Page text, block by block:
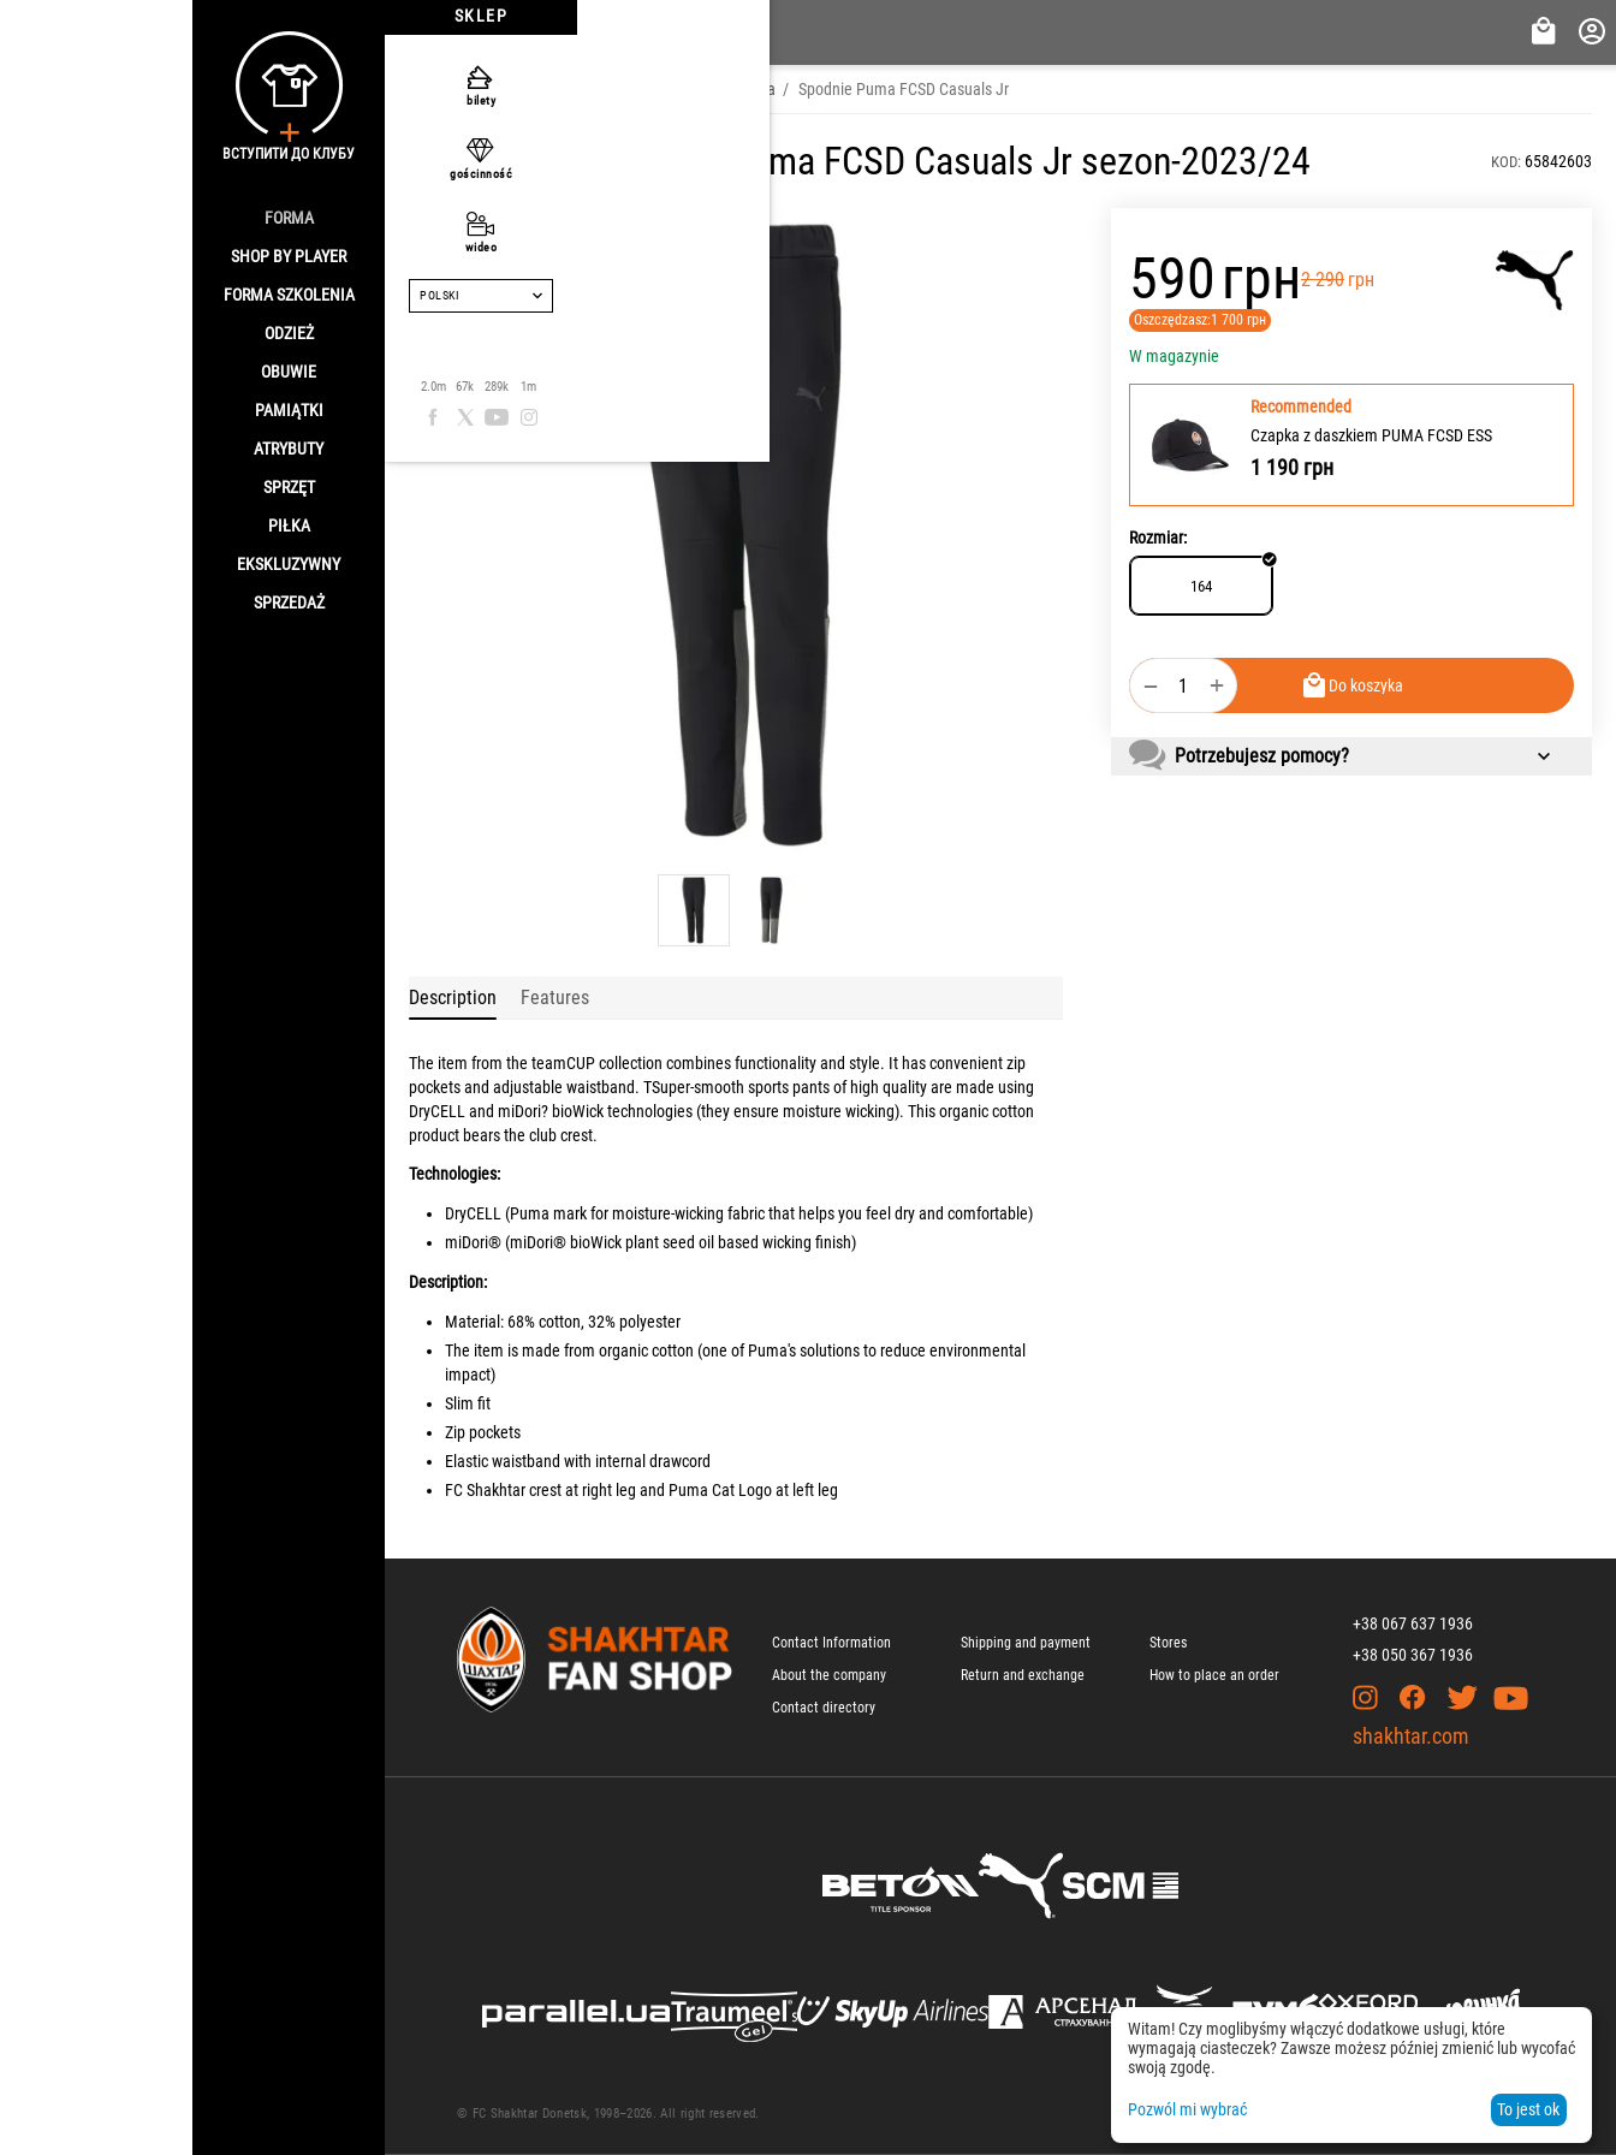
SKLEP
FORMA
SHOP BY PLAYER
FORMA SZKOLENIA
ODZIEŻ
OBUWIE
PAMIĄTKI
ATRYBUTY
SPRZĘT
PIŁKA
EKSKLUZYWNY
SPRZEDAŻ
bilety
gościnność
wideo
POLSKI
2.0m 67k 289k 1m
ВСТУПИТИ ДО КЛУБУ
Strona główna Odzież dziecięca / Spodnie Puma FCSD Casuals Jr
Spodnie FC Shakhtar Puma FCSD Casuals Jr sezon-2023/24 KOD: 65842603
Sale -74%
‍590‍грн‍2 290‍ грн
Oszczędzasz:1 700 грн
W magazynie
Recommended
Czapka z daszkiem PUMA FCSD ESS
1 190 грн
Rozmiar:
164
+
− Do koszyka
Potrzebujesz pomocy?
Description Features
The item from the teamCUP collection combines functionality and style. It has convenient zip
pockets and adjustable waistband. TSuper-smooth sports pants of high quality are made using
DryCELL and miDori? bioWick technologies (they ensure moisture wicking). This organic cotton
product bears the club crest.
Technologies:
DryCELL (Puma mark for moisture-wicking fabric that helps you feel dry and comfortable)
miDori® (miDori® bioWick plant seed oil based wicking finish)
Description:
Material: 68% cotton, 32% polyester
The item is made from organic cotton (one of Puma's solutions to reduce environmental
impact)
Slim fit
Zip pockets
Elastic waistband with internal drawcord
FC Shakhtar crest at right leg and Puma Cat Logo at left leg
Contact Information
About the company
Contact directory
Shipping and payment
Return and exchange
Stores
How to place an order
+38 067 637 1936
+38 050 367 1936
shakhtar.com
© FC Shakhtar Donetsk, 1998–2026. All right reserved. Terms of Use Working at the club
Witam! Czy moglibyśmy włączyć dodatkowe usługi, które
wymagają ciasteczek? Zawsze możesz później zmienić lub wycofać
swoją zgodę.
Pozwól mi wybrać To jest ok